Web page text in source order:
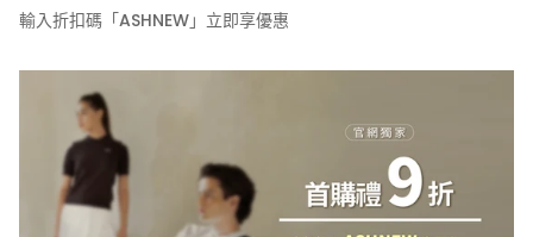
輸入折扣碼「ASHNEW」立即享優惠